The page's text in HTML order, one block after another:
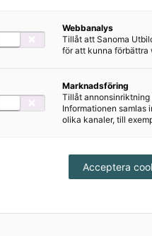
Robin
(5-pack)
Webbanalys
Tillåt att Sanoma
för att kunna förbättra
Marknadsföring
Tillåt
Informationen samlas
olika kanaler, till
Acceptera